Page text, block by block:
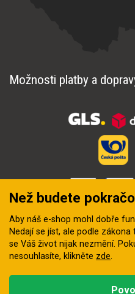
Možnosti platby a
Než budete
Aby náš e-shop mohl dobře
Nedají se jíst, ale podle
se Váš život nijak nezmění.
nesouhlasíte, klikněte zde.